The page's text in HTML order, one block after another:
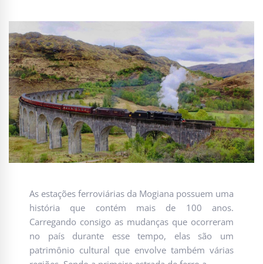
As estações ferroviárias da Mogiana possuem uma
história que contém mais de 100 anos.
Carregando consigo as mudanças que ocorreram
no país durante esse tempo, elas são um
patrimônio cultural que envolve também várias